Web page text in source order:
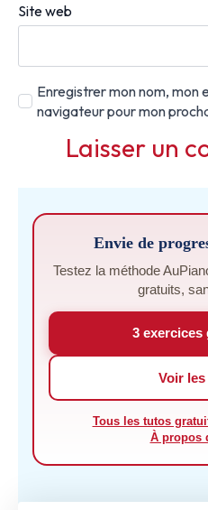
Site web
Enregistrer mon nom, mon
navigateur pour mon
Envie de
Testez la méthode
gratuits,
3
Voir
Tous les tutos
À propos